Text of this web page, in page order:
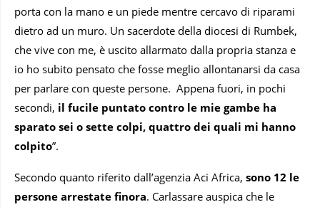
porta con la mano e un piede mentre cercavo di riparami
dietro ad un muro. Un sacerdote della diocesi di Rumbek,
che vive con me, è uscito allarmato dalla propria stanza e
io ho subito pensato che fosse meglio allontanarsi da casa
per parlare con queste persone. Appena fuori, in pochi
secondi, il fucile puntato contro le mie gambe ha
sparato sei o sette colpi, quattro dei quali mi hanno
colpito”.
Secondo quanto riferito dall’agenzia Aci Africa, sono 12 le
persone arrestate finora. Carlassare auspica che le